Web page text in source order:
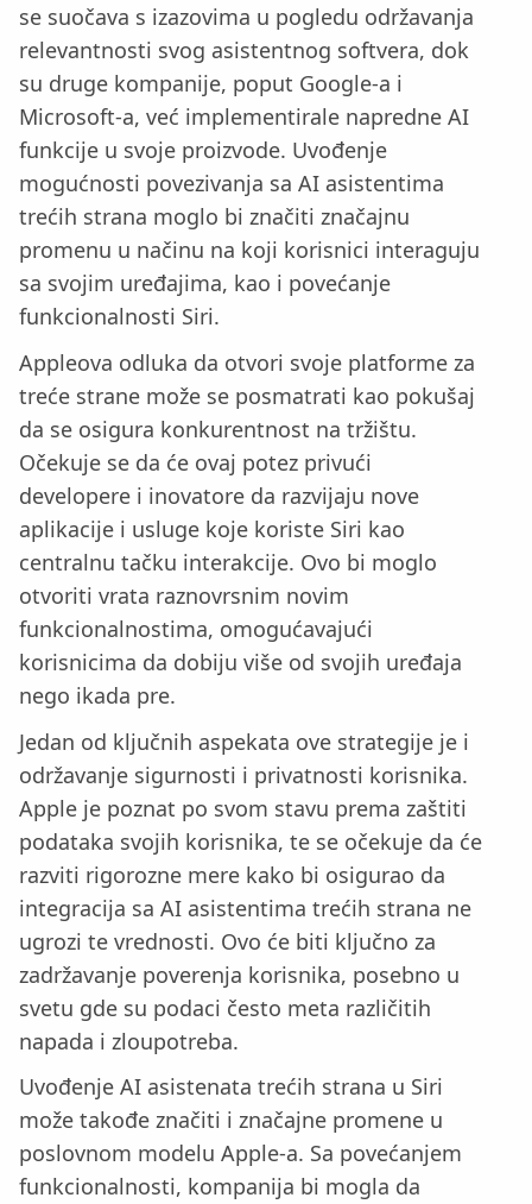
se suočava s izazovima u pogledu održavanja
relevantnosti svog asistentnog softvera, dok
su druge kompanije, poput Google-a i
Microsoft-a, već implementirale napredne AI
funkcije u svoje proizvode. Uvođenje
mogućnosti povezivanja sa AI asistentima
trećih strana moglo bi značiti značajnu
promenu u načinu na koji korisnici interaguju
sa svojim uređajima, kao i povećanje
funkcionalnosti Siri.
Appleova odluka da otvori svoje platforme za
treće strane može se posmatrati kao pokušaj
da se osigura konkurentnost na tržištu.
Očekuje se da će ovaj potez privući
developere i inovatore da razvijaju nove
aplikacije i usluge koje koriste Siri kao
centralnu tačku interakcije. Ovo bi moglo
otvoriti vrata raznovrsnim novim
funkcionalnostima, omogućavajući
korisnicima da dobiju više od svojih uređaja
nego ikada pre.
Jedan od ključnih aspekata ove strategije je i
održavanje sigurnosti i privatnosti korisnika.
Apple je poznat po svom stavu prema zaštiti
podataka svojih korisnika, te se očekuje da će
razviti rigorozne mere kako bi osigurao da
integracija sa AI asistentima trećih strana ne
ugrozi te vrednosti. Ovo će biti ključno za
zadržavanje poverenja korisnika, posebno u
svetu gde su podaci često meta različitih
napada i zloupotreba.
Uvođenje AI asistenata trećih strana u Siri
može takođe značiti i značajne promene u
poslovnom modelu Apple-a. Sa povećanjem
funkcionalnosti, kompanija bi mogla da